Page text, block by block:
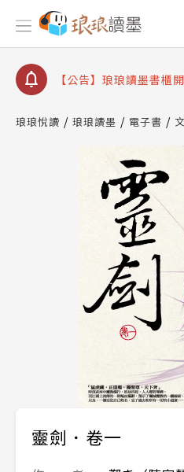
【公告】琅琅讀墨數位
【公告】琅琅讀墨書櫃
【公告】琅琅讀墨 3 分
請圖文教學
查詢
【公告】琅琅讀墨數位
琅琅悅讀 琅琅讀墨 電子書
靈劍．卷一